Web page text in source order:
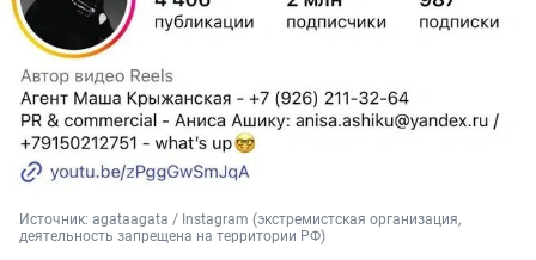
Источник: agataagata / Instagram (экстремистская организация,
деятельность запрещена на территории РФ)